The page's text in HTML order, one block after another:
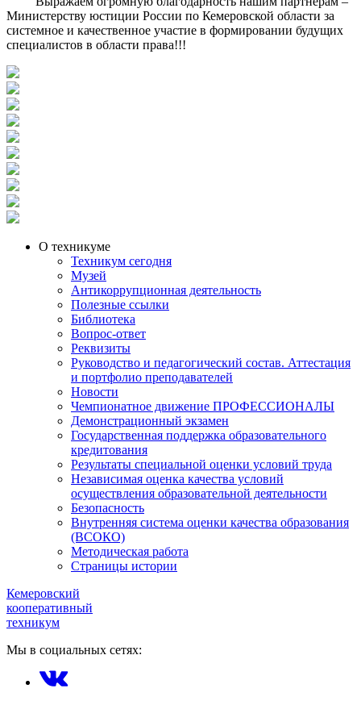
Министерству юстиции России по Кемеровской области за
системное и качественное участие в формировании будущих
специалистов в области права!!!
О техникуме
Техникум сегодня
Музей
Антикоррупционная деятельность
Полезные ссылки
Библиотека
Вопрос-ответ
Реквизиты
Руководство и педагогический состав. Аттестация
и портфолио преподавателей
Новости
Чемпионатное движение ПРОФЕССИОНАЛЫ
Демонстрационный экзамен
Государственная поддержка образовательного
кредитования
Результаты специальной оценки условий труда
Независимая оценка качества условий
осуществления образовательной деятельности
Безопасность
Внутренняя система оценки качества образования
(ВСОКО)
Методическая работа
Страницы истории
Кемеровский
кооперативный
техникум
Мы в социальных сетях: